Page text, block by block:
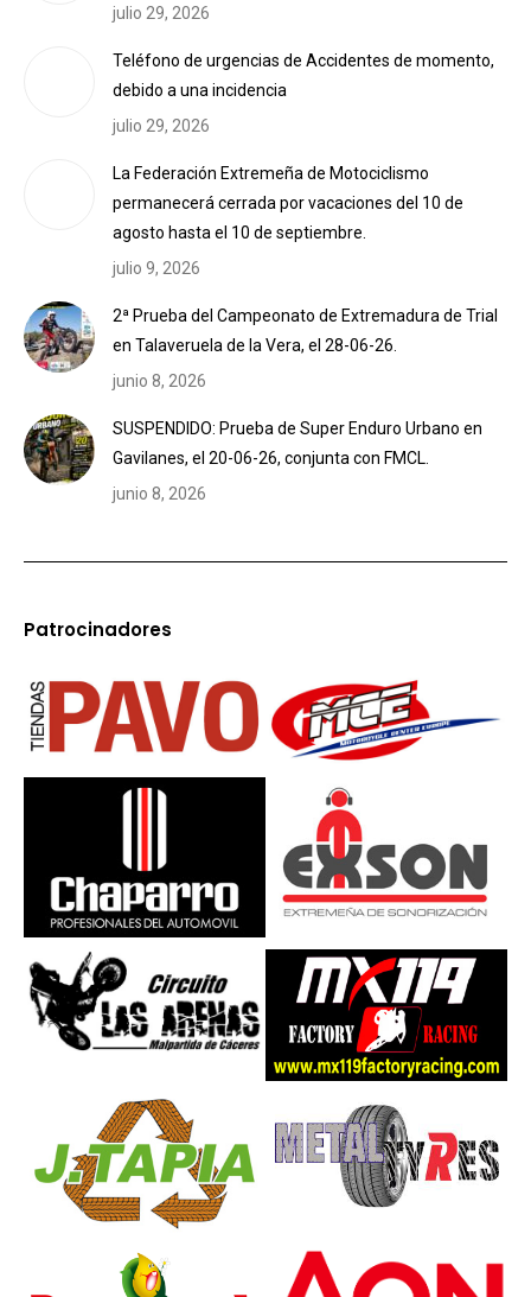
julio 29, 2026
Teléfono de urgencias de Accidentes de momento,
debido a una incidencia
julio 29, 2026
La Federación Extremeña de Motociclismo
permanecerá cerrada por vacaciones del 10 de
agosto hasta el 10 de septiembre.
julio 9, 2026
2ª Prueba del Campeonato de Extremadura de Trial
en Talaveruela de la Vera, el 28-06-26.
junio 8, 2026
SUSPENDIDO: Prueba de Super Enduro Urbano en
Gavilanes, el 20-06-26, conjunta con FMCL.
junio 8, 2026
Patrocinadores